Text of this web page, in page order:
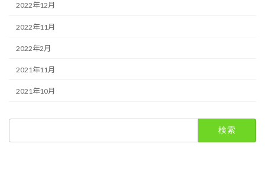
2022年12月
2022年11月
2022年2月
2021年11月
2021年10月